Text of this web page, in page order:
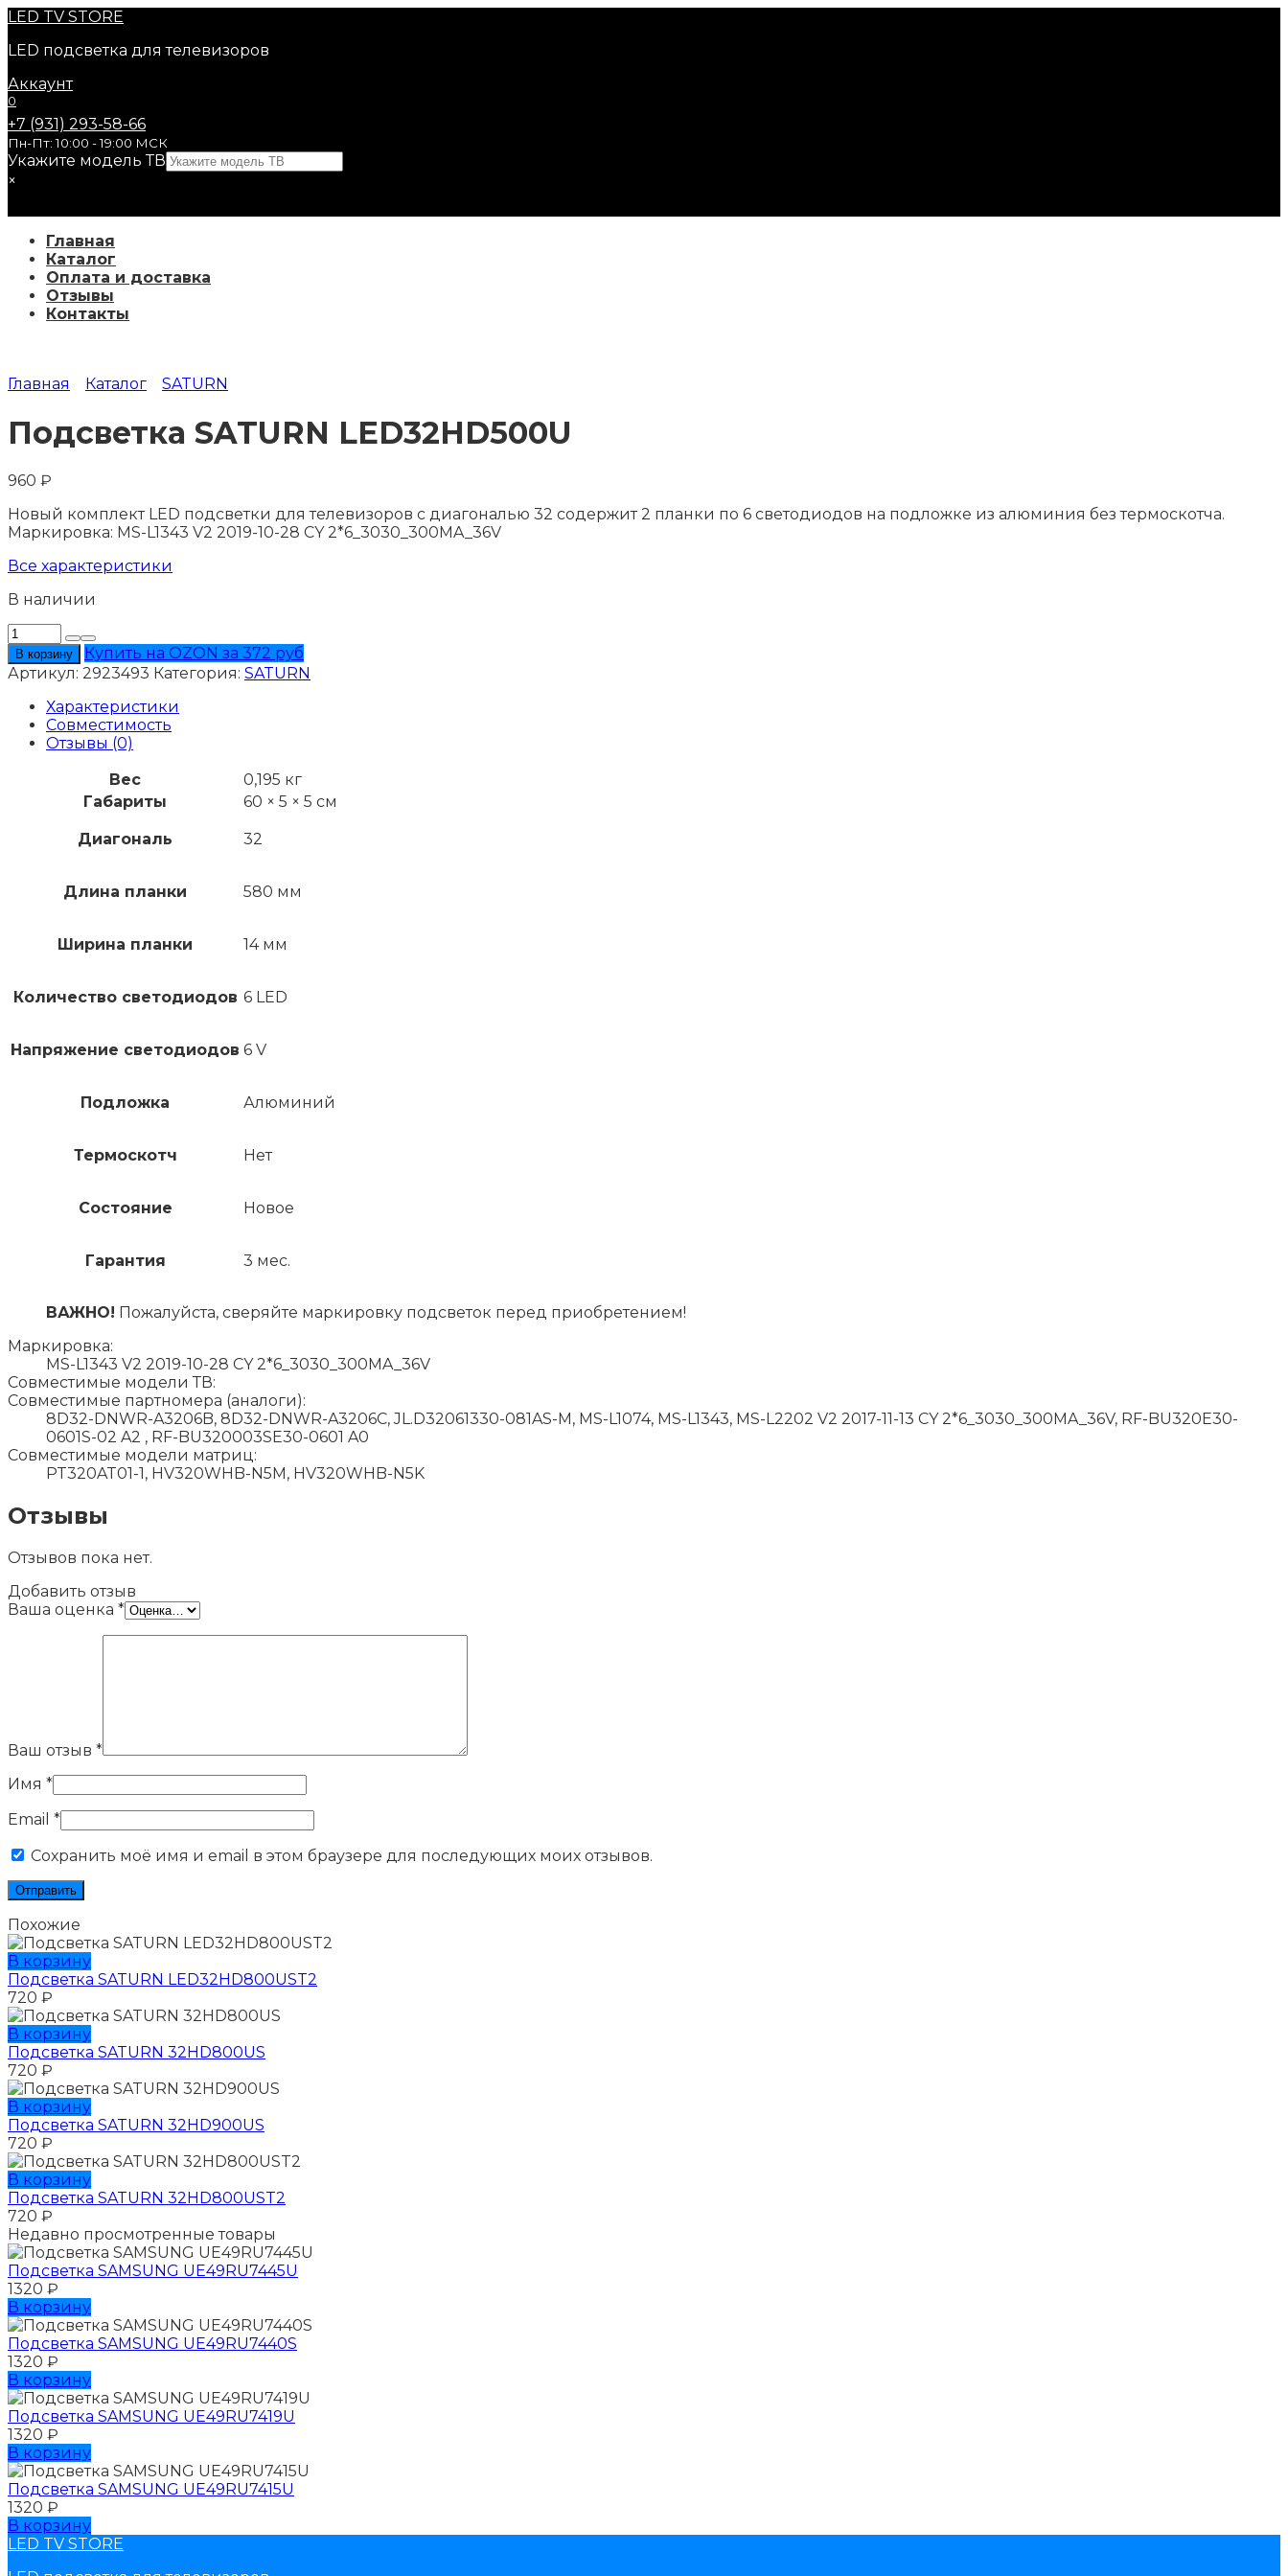
Перейти
содержанию
LED TV STORE
LED подсветка для телевизоров
Аккаунт
0
+7 (931) 293-58-66
Пн-Пт: 10:00 - 19:00 МСК
Укажите модель ТВ
×
Главная
Каталог
Оплата и доставка
Отзывы
Контакты
Главная Каталог SATURN
Подсветка SATURN LED32HD500U
960 ₽
Новый комплект LED подсветки для телевизоров с диагональю 32 содержит 2 планки по 6 светодиодов на подложке из алюминия без термоскотча.
Маркировка: MS-L1343 V2 2019-10-28 CY 2*6_3030_300MA_36V
Все характеристики
В наличии
Количество
товара
Подсветка
SATURN
LED32HD500U
В корзину
Купить на OZON за 372 руб
Артикул: 2923493 Категория: SATURN
Характеристики
Совместимость
Отзывы (0)
Вес
0,195 кг
Габариты
60 × 5 × 5 см
Диагональ 32
Длина планки 580 мм
Ширина планки 14 мм
Количество светодиодов 6 LED
Напряжение светодиодов 6 V
Подложка Алюминий
Термоскотч Нет
Состояние Новое
Гарантия 3 мес.
ВАЖНО! Пожалуйста, сверяйте маркировку подсветок перед приобретением!
Маркировка:
MS-L1343 V2 2019-10-28 CY 2*6_3030_300MA_36V
Совместимые модели ТВ:
Совместимые партномера (аналоги):
8D32-DNWR-A3206B, 8D32-DNWR-A3206C, JL.D32061330-081AS-M, MS-L1074, MS-L1343, MS-L2202 V2 2017-11-13 CY 2*6_3030_300MA_36V, RF-BU320E30-
0601S-02 A2 , RF-BU320003SE30-0601 A0
Совместимые модели матриц:
PT320AT01-1, HV320WHB-N5M, HV320WHB-N5K
Отзывы
Отзывов пока нет.
Добавить отзыв
Ваша оценка *
Ваш отзыв *
Имя *
Email *
Сохранить моё имя и email в этом браузере для последующих моих отзывов.
Похожие
В корзину
Подсветка SATURN LED32HD800UST2
720 ₽
В корзину
Подсветка SATURN 32HD800US
720 ₽
В корзину
Подсветка SATURN 32HD900US
720 ₽
В корзину
Подсветка SATURN 32HD800UST2
720 ₽
Недавно просмотренные товары
Подсветка SAMSUNG UЕ49RU7445U
1320 ₽
В корзину
Подсветка SAMSUNG UЕ49RU7440S
1320 ₽
В корзину
Подсветка SAMSUNG UЕ49RU7419U
1320 ₽
В корзину
Подсветка SAMSUNG UЕ49RU7415U
1320 ₽
В корзину
LED TV STORE